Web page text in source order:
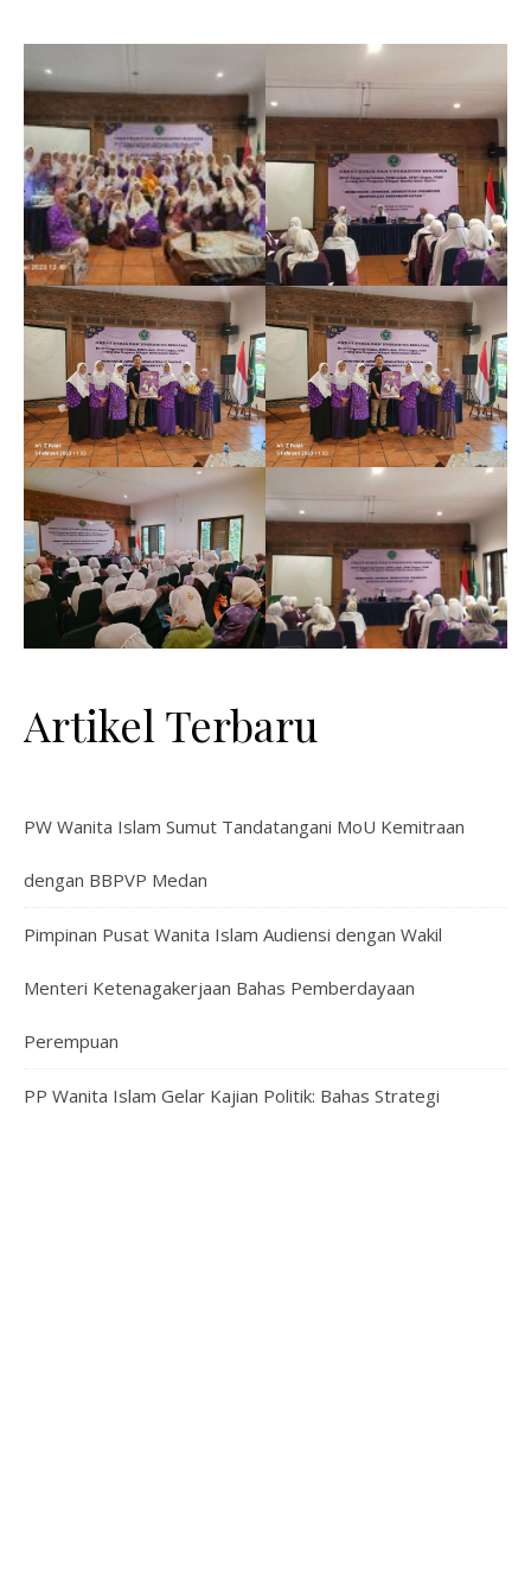
Artikel Terbaru
PW Wanita Islam Sumut Tandatangani MoU Kemitraan
dengan BBPVP Medan
Pimpinan Pusat Wanita Islam Audiensi dengan Wakil
Menteri Ketenagakerjaan Bahas Pemberdayaan